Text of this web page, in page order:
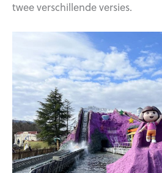
twee verschillende versies.